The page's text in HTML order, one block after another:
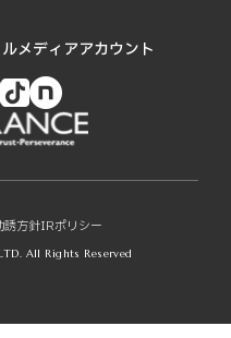
メディアアカウント
誘方針IRポリシー
All Rights Reserved